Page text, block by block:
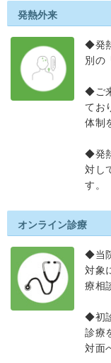
発熱外来
◆発
別の
◆ご
てお
体制
◆発
対し
す。
オンライン診療
◆当
対象
療相
◆初
診療
対面